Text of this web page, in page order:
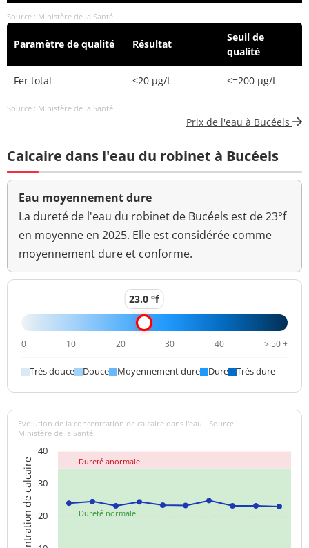
Source : Ministère de la Santé
Paramètre de qualité Résultat
Seuil de
qualité
Fer total <20 µg/L <=200 µg/L
Source : Ministère de la Santé
Prix de l'eau à Bucéels
Calcaire dans l'eau du robinet à Bucéels
Eau moyennement dure
La dureté de l'eau du robinet de Bucéels est de 23°f
en moyenne en 2025. Elle est considérée comme
moyennement dure et conforme.
23.0 °f
0 10 20 30 40 > 50 +
Très douce Douce Moyennement dure Dure Très dure
Dureté normale
Dureté anormale
Concentration de calcaire
Evolution de la concentration de calcaire dans l'eau - Source :
Ministère de la Santé
20
30
40